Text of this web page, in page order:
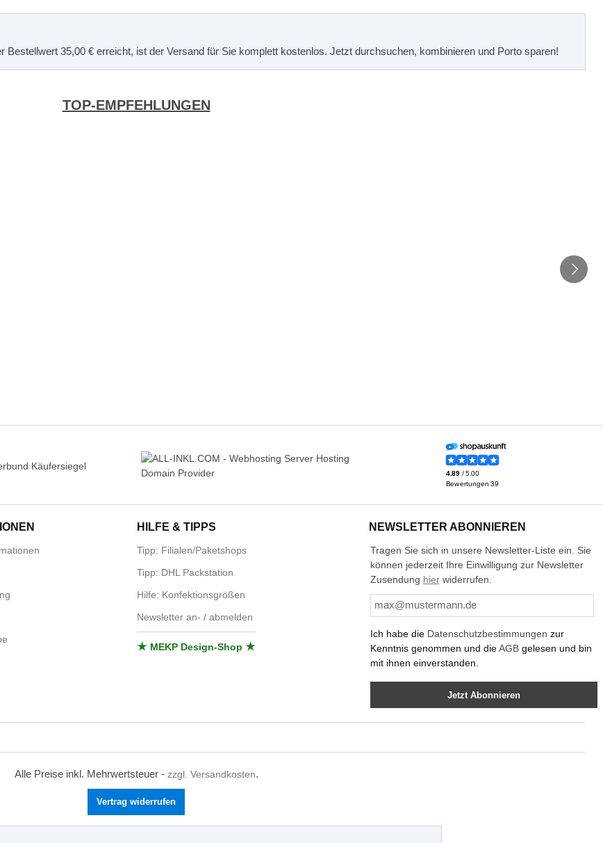
Bestellwert 35,00 € erreicht, ist der Versand für Sie komplett kostenlos. Jetzt durchsuchen, kombinieren und Porto sparen!
TOP-EMPFEHLUNGEN
HILFE & TIPPS
Tipp: Filialen/Paketshops
Tipp: DHL Packstation
Hilfe: Konfektionsgrößen
Newsletter an- / abmelden
★ MEKP Design-Shop ★
NEWSLETTER ABONNIEREN
Tragen Sie sich in unsere Newsletter-Liste ein. Sie
können jederzeit Ihre Einwilligung zur Newsletter
Zusendung hierwiderrufen.
Ich habe die Datenschutzbestimmungen zur
Kenntnis genommen und dieAGBgelesen und bin
mit ihnen einverstanden.
Jetzt Abonnieren
Alle Preise inkl. Mehrwertsteuer - zzgl. Versandkosten.
Vertrag widerrufen